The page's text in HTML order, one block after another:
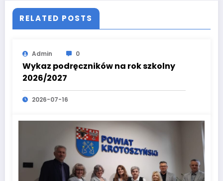
RELATED POSTS
Admin 0
Wykaz podręczników na rok szkolny
2026/2027
2026-07-16